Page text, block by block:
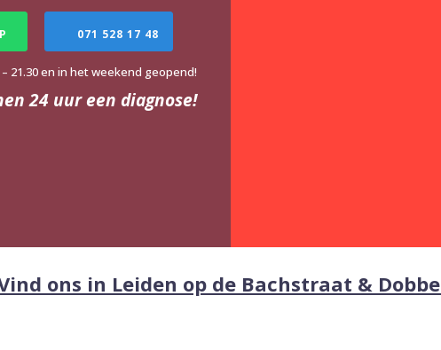
071 528 17 48
21.30 en in het weekend geopend!
24 uur een diagnose!
ons in Leiden op de Bachstraat &